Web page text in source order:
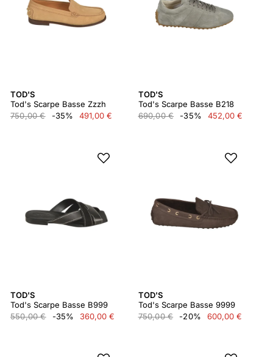
TOD'S
Tod's Scarpe Basse Zzzh
750,00 €
-35% 491,00 €
TOD'S
Tod's Scarpe Basse B218
690,00 €
-35% 452,00 €
TOD'S
Tod's Scarpe Basse B999
550,00 €
-35% 360,00 €
TOD'S
Tod's Scarpe Basse 9999
750,00 €
-20% 600,00 €